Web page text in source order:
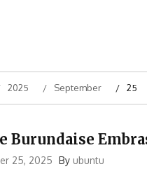
2025 September 25
Burundaise
25, 2025 By ubuntu